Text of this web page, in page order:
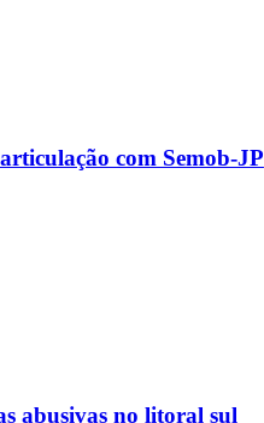
com Semob-JP
abusivas no litoral sul